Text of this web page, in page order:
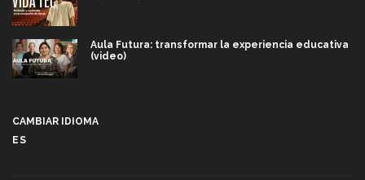
Aula Futura: transformar la experiencia educativa
(video)
CAMBIAR IDIOMA
ES